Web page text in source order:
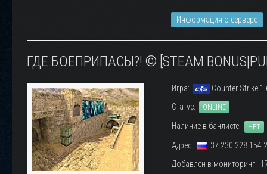
Информация о сервере
ГДЕ БОЕПРИПАСЫ?! © [STEAM
Игра:
Counter Strike
Статус:
ONLINE
Наличие в банлисте: НЕТ
Адрес:
Добавлен в мониторинг: